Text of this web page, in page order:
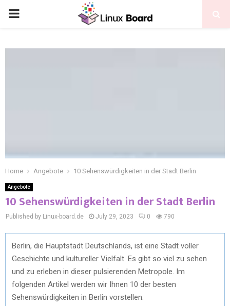
Home Angebote 10 Sehenswürdigkeiten in der Stadt Berlin
Angebote
10 Sehenswürdigkeiten in der Stadt Berlin
Published by Linux-board.de July 29, 2023 0 790
Berlin, die Hauptstadt Deutschlands, ist eine Stadt voller
Geschichte und kultureller Vielfalt. Es gibt so viel zu sehen
und zu erleben in dieser pulsierenden Metropole. Im
folgenden Artikel werden wir Ihnen 10 der besten
Sehenswürdigkeiten in Berlin vorstellen.